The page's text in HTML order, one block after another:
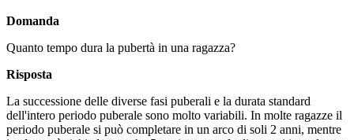
Domanda
Quanto tempo dura la pubertà in una ragazza?
Risposta
La successione delle diverse fasi puberali e la durata standard
dell'intero periodo puberale sono molto variabili. In molte ragazze il
periodo puberale si può completare in un arco di soli 2 anni, mentre